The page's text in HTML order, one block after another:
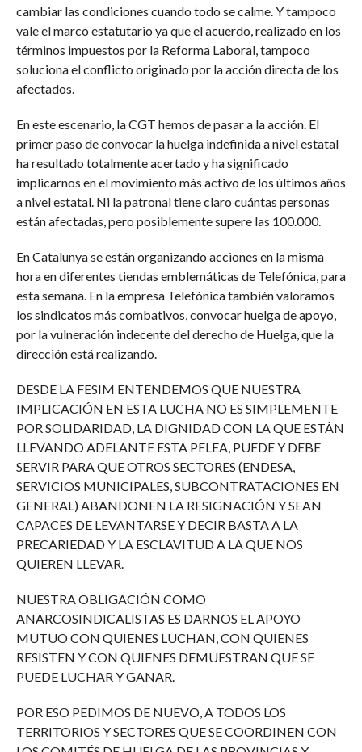
cambiar las condiciones cuando todo se calme. Y tampoco
vale el marco estatutario ya que el acuerdo, realizado en los
términos impuestos por la Reforma Laboral, tampoco
soluciona el conflicto originado por la acción directa de los
afectados.
En este escenario, la CGT hemos de pasar a la acción. El
primer paso de convocar la huelga indefinida a nivel estatal
ha resultado totalmente acertado y ha significado
implicarnos en el movimiento más activo de los últimos años
a nivel estatal. Ni la patronal tiene claro cuántas personas
están afectadas, pero posiblemente supere las 100.000.
En Catalunya se están organizando acciones en la misma
hora en diferentes tiendas emblemáticas de Telefónica, para
esta semana. En la empresa Telefónica también valoramos
los sindicatos más combativos, convocar huelga de apoyo,
por la vulneración indecente del derecho de Huelga, que la
dirección está realizando.
DESDE LA FESIM ENTENDEMOS QUE NUESTRA
IMPLICACIÓN EN ESTA LUCHA NO ES SIMPLEMENTE
POR SOLIDARIDAD, LA DIGNIDAD CON LA QUE ESTÁN
LLEVANDO ADELANTE ESTA PELEA, PUEDE Y DEBE
SERVIR PARA QUE OTROS SECTORES (ENDESA,
SERVICIOS MUNICIPALES, SUBCONTRATACIONES EN
GENERAL) ABANDONEN LA RESIGNACIÓN Y SEAN
CAPACES DE LEVANTARSE Y DECIR BASTA A LA
PRECARIEDAD Y LA ESCLAVITUD A LA QUE NOS
QUIEREN LLEVAR.
NUESTRA OBLIGACIÓN COMO
ANARCOSINDICALISTAS ES DARNOS EL APOYO
MUTUO CON QUIENES LUCHAN, CON QUIENES
RESISTEN Y CON QUIENES DEMUESTRAN QUE SE
PUEDE LUCHAR Y GANAR.
POR ESO PEDIMOS DE NUEVO, A TODOS LOS
TERRITORIOS Y SECTORES QUE SE COORDINEN CON